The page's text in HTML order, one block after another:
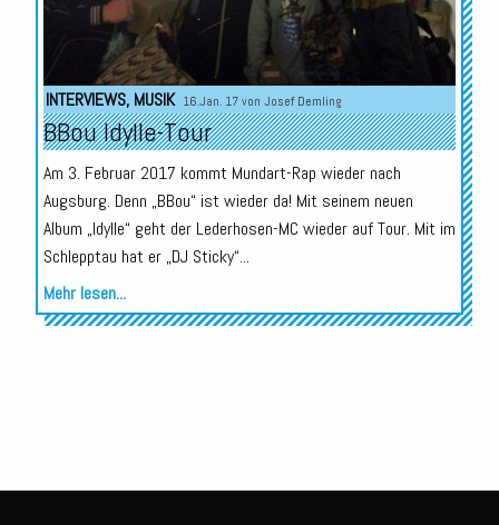
INTERVIEWS, MUSIK 16.Jan. 17 von Josef Demling
BBou Idylle-Tour
Am 3. Februar 2017 kommt Mundart-Rap wieder nach
Augsburg. Denn „BBou“ ist wieder da! Mit seinem neuen
Album „Idylle“ geht der Lederhosen-MC wieder auf Tour. Mit im
Schlepptau hat er „DJ Sticky“...
Mehr lesen...